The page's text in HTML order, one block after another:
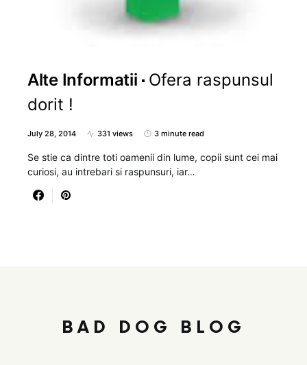
Alte Informatii
Ofera raspunsul
dorit !
July 28, 2014 331 views 3 minute read
Se stie ca dintre toti oamenii din lume, copii sunt cei mai
curiosi, au intrebari si raspunsuri, iar…
BAD DOG BLOG